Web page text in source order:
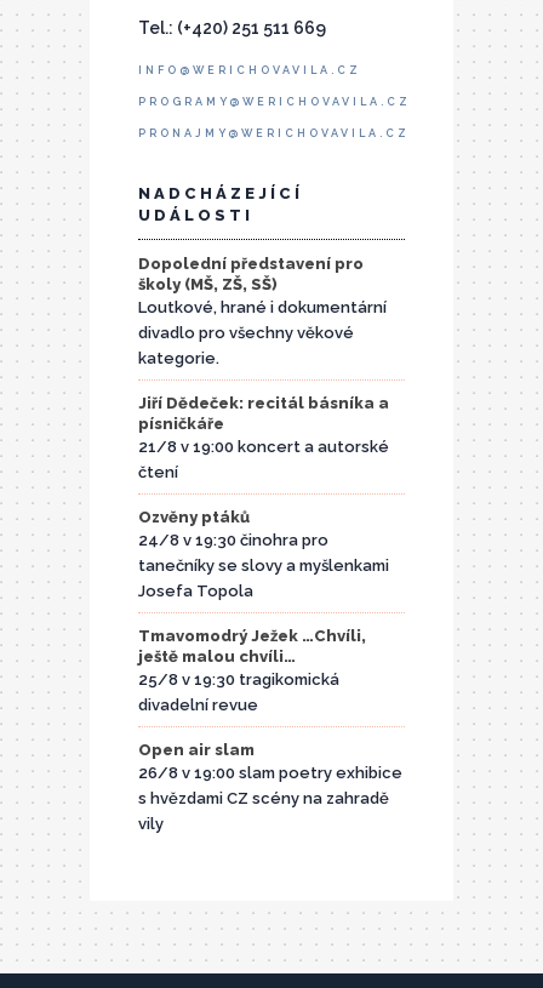
Tel.: (+420) 251 511 669
INFO@WERICHOVAVILA.CZ
PROGRAMY@WERICHOVAVILA.CZ
PRONAJMY@WERICHOVAVILA.CZ
NADCHÁZEJÍCÍ
UDÁLOSTI
Dopolední představení pro
školy (MŠ, ZŠ, SŠ)
Loutkové, hrané i dokumentární
divadlo pro všechny věkové
kategorie.
Jiří Dědeček: recitál básníka a
písničkáře
21/8 v 19:00 koncert a autorské
čtení
Ozvěny ptáků
24/8 v 19:30 činohra pro
tanečníky se slovy a myšlenkami
Josefa Topola
Tmavomodrý Ježek …Chvíli,
ještě malou chvíli…
25/8 v 19:30 tragikomická
divadelní revue
Open air slam
26/8 v 19:00 slam poetry exhibice
s hvězdami CZ scény na zahradě
vily